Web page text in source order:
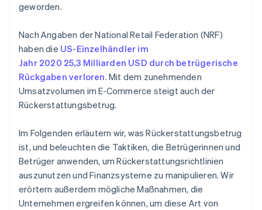
geworden.
Nach Angaben der National Retail Federation (NRF)
haben die US-Einzelhändler im
Jahr 2020 25,3 Milliarden USD durch betrügerische
Rückgaben verloren. Mit dem zunehmenden
Umsatzvolumen im E-Commerce steigt auch der
Rückerstattungsbetrug.
Im Folgenden erläutern wir, was Rückerstattungsbetrug
ist, und beleuchten die Taktiken, die Betrügerinnen und
Betrüger anwenden, um Rückerstattungsrichtlinien
auszunutzen und Finanzsysteme zu manipulieren. Wir
erörtern außerdem mögliche Maßnahmen, die
Unternehmen ergreifen können, um diese Art von